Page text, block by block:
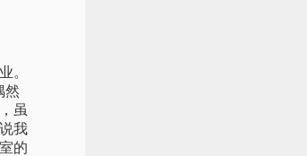
。
然
虽
我
的